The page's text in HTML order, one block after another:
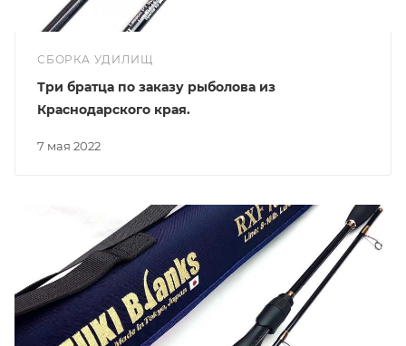
СБОРКА УДИЛИЩ
7 мая 2022
Три братца по заказу рыболова из
Краснодарского края.